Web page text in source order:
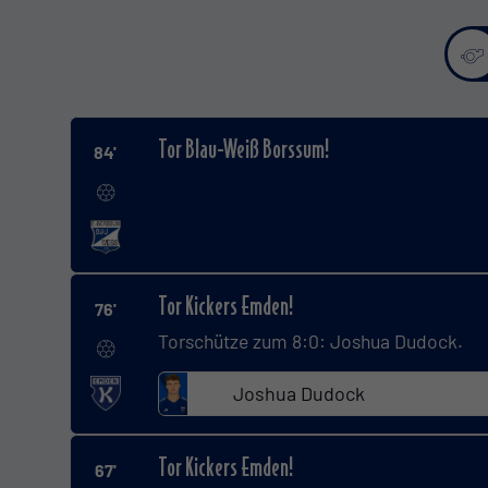
84' Tor Blau-Weiß Borssum!
76' Tor Kickers Emden!
Torschütze zum 8:0: Joshua Dudock.
Joshua Dudock
67' Tor Kickers Emden!